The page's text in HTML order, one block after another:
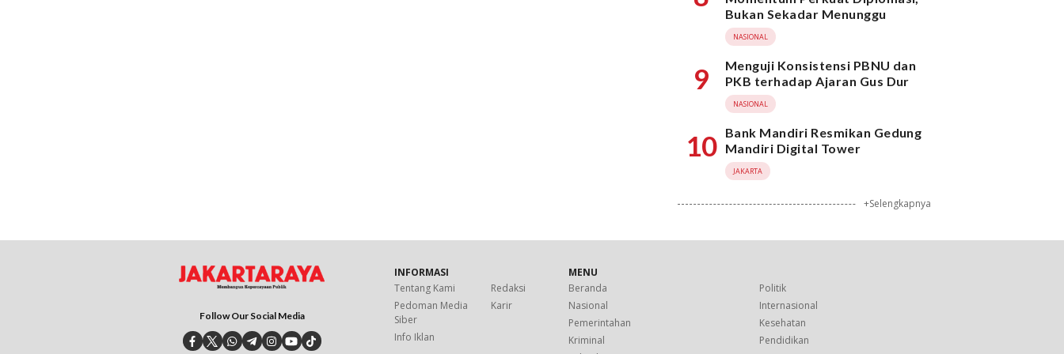
Bukan Sekadar Menunggu
NASIONAL
9
Menguji Konsistensi PBNU dan
PKB terhadap Ajaran Gus Dur
NASIONAL
10 Bank Mandiri Resmikan Gedung
Mandiri Digital Tower
JAKARTA
+Selengkapnya
Follow Our Social Media
INFORMASI
Tentang Kami
Redaksi
Pedoman Media
Siber
Karir
Info Iklan
MENU
Beranda
Politik
Nasional
Internasional
Pemerintahan
Kesehatan
Kriminal
Pendidikan